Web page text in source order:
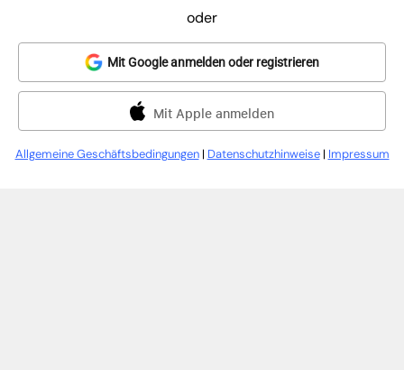
oder
Mit Google anmelden oder registrieren
Mit Apple anmelden
Allgemeine Geschäftsbedingungen| Datenschutzhinweise| Impressum